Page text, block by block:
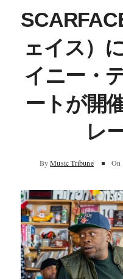
ェイス）
イニー・
ートが開
レ
By Music Tribune On